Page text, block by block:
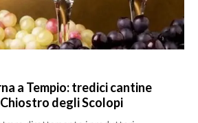
a Tempio: tredici cantine
degli Scolopi